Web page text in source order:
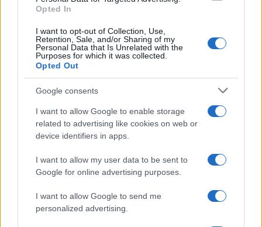
Opted In
I want to opt-out of Collection, Use,
Retention, Sale, and/or Sharing of my
Personal Data that Is Unrelated with the
Purposes for which it was collected.
Opted Out
Google consents
I want to allow Google to enable storage
related to advertising like cookies on web or
device identifiers in apps.
I want to allow my user data to be sent to
Google for online advertising purposes.
I want to allow Google to send me
personalized advertising.
I nostri cari
Giovannimaria Cabras
Invia un Comunicato Stampa|Pubblicità Segnala